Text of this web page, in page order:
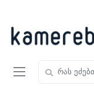
navigation
content